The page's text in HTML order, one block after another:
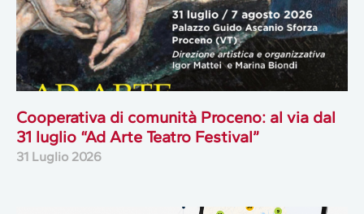
Cooperativa di comunità Proceno: al via dal
31 luglio “Ad Arte Teatro Festival”
31 Luglio 2026